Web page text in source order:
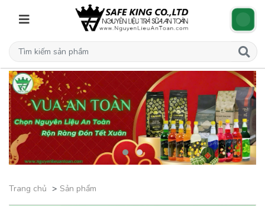
Trang chủ Sản phẩm